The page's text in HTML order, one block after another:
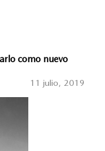
como nuevo
11 julio, 2019